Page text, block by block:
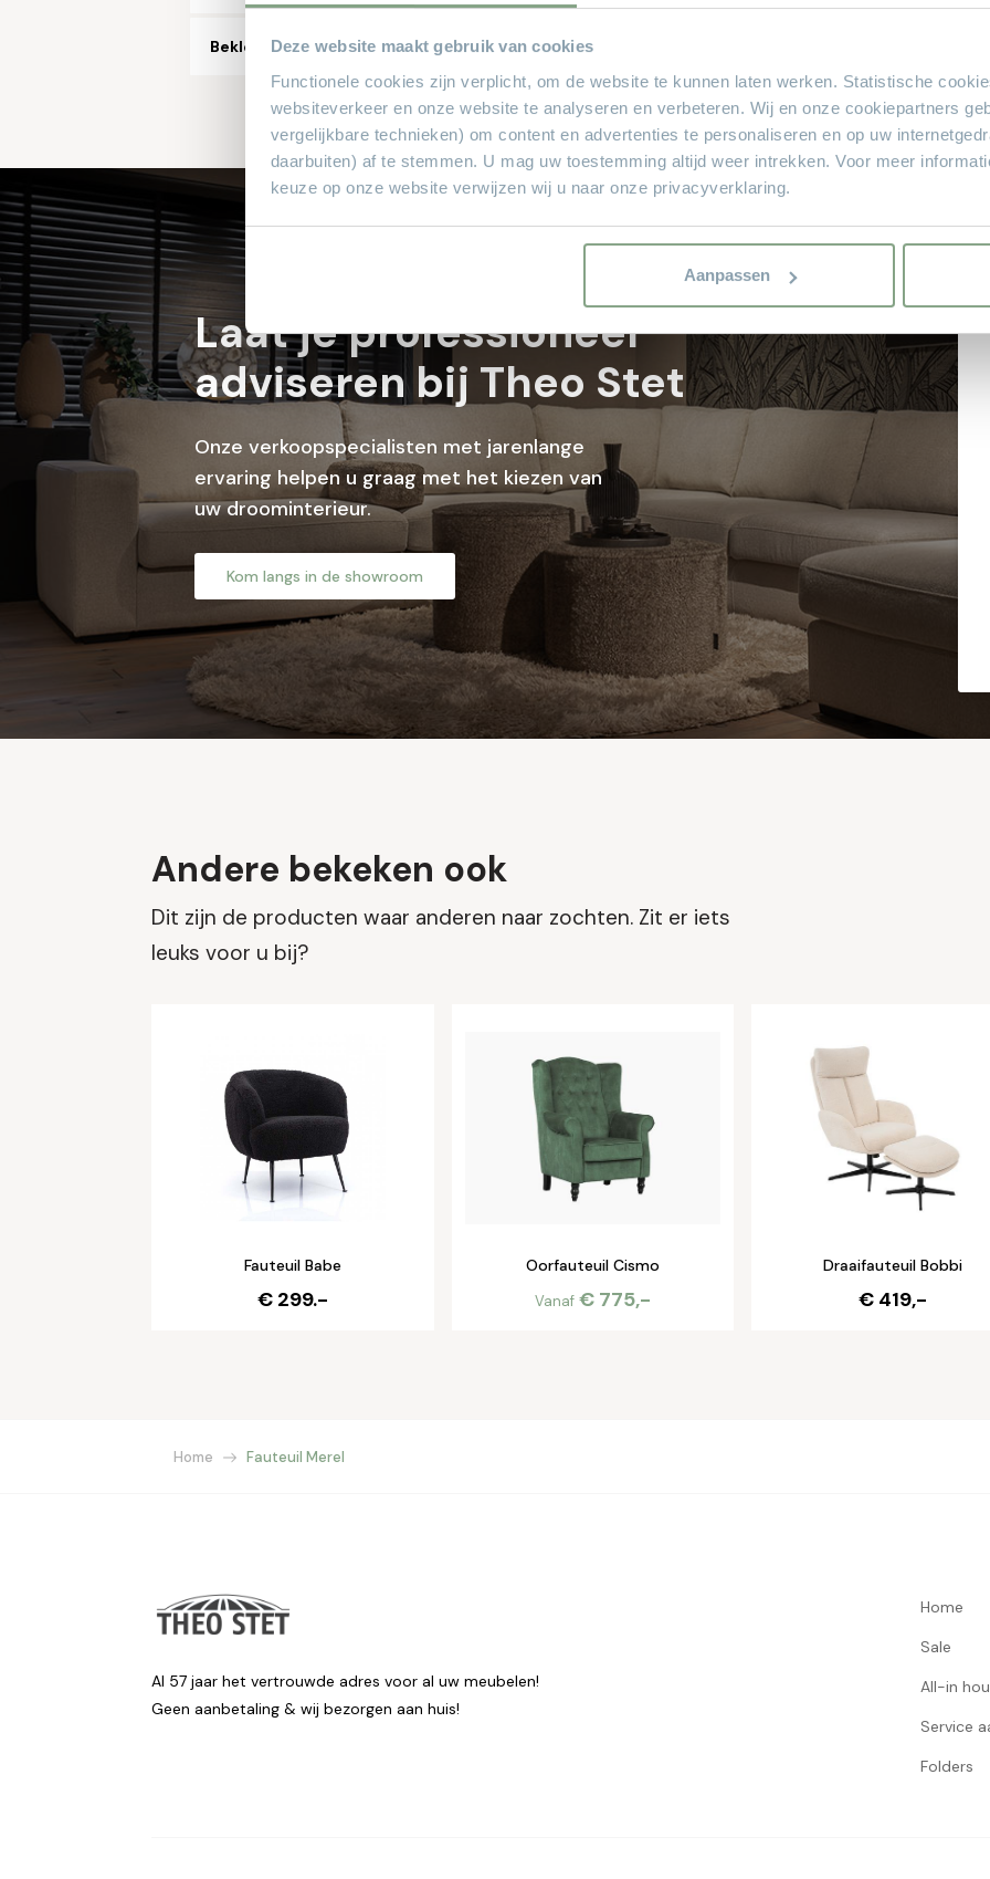
Deze website maakt gebruik van cookies
Functionele cookies zijn verplicht, om de website te kunnen laten werken. Statistische
websiteverkeer en onze website te analyseren en verbeteren. Wij en onze cookiepartners
vergelijkbare technieken) om content en advertenties te personaliseren en op uw
daarbuiten) af te stemmen. U mag uw toestemming altijd weer intrekken. Voor meer
keuze op onze website verwijzen wij u naar onze privacyverklaring.
Aanpassen
Bekleding stof, aantal soorten/kleuren
Laat je professioneel
adviseren bij Theo Stet
Onze verkoopspecialisten met jarenlange
ervaring helpen u graag met het kiezen van
uw droominterieur.
Kom langs in de showroom
Andere bekeken ook
Dit zijn de producten waar anderen naar zochten. Zit er iets
leuks voor u bij?
Fauteuil Babe
€ 299.-
Oorfauteuil Cismo
Vanaf € 775,-
Draaifauteuil Bobbi
€ 419,-
Home Fauteuil Merel
Al 57 jaar het vertrouwde adres voor al uw meubelen!
Geen aanbetaling & wij bezorgen aan huis!
Home
Sale
All-in
Service
Folders